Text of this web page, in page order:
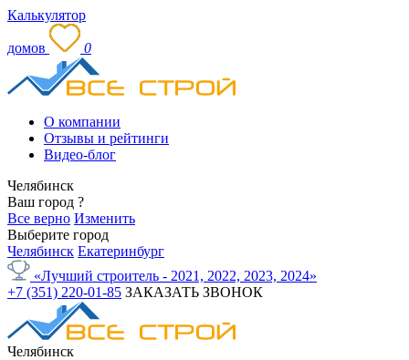
Калькулятор
домов 0
О компании
Отзывы и рейтинги
Видео-блог
Челябинск
Ваш город ?
Все верно Изменить
Выберите город
Челябинск Екатеринбург
«Лучший строитель - 2021, 2022, 2023, 2024»
+7 (351) 220-01-85 ЗАКАЗАТЬ ЗВОНОК
Челябинск